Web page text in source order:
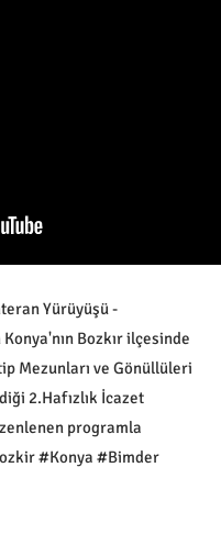
Yürüyüşü -
Bozkır ilçesinde
Mezunları ve Gönüllüleri
2.Hafızlık İcazet
programla
#Konya #Bimder